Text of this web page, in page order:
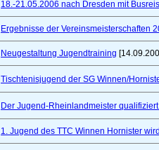
18.-21.05.2006 nach Dresden mit
Ergebnisse der Vereinsmeisterschaften
Neugestaltung Jugendtraining
Tischtenisjugend der SG Winnen/
Der Jugend-Rheinlandmeister
1. Jugend des TTC Winnen Hornister